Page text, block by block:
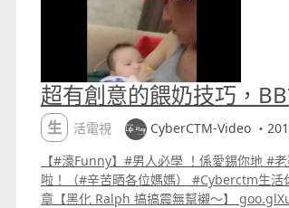
超有創意的餵奶技巧，
生活電視
CyberCTM-Video ・
【#濠Funny】#男人必學 ！係愛錫你地 #
啦！（#辛苦晒各位媽媽） #Cyberctm生活休閒資訊 #LifeMag最新文
章【黑化 Ralph 搞搞震無幫襯～】